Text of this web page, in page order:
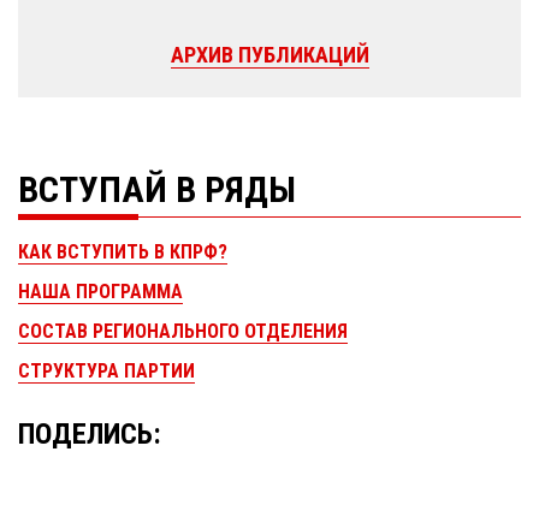
АРХИВ ПУБЛИКАЦИЙ
ВСТУПАЙ В РЯДЫ
КАК ВСТУПИТЬ В КПРФ?
НАША ПРОГРАММА
СОСТАВ РЕГИОНАЛЬНОГО ОТДЕЛЕНИЯ
СТРУКТУРА ПАРТИИ
ПОДЕЛИСЬ: